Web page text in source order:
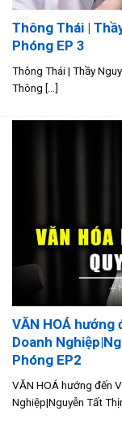
Thông Thái |
Phóng EP 3
Thông Thái | Thầy
Thông [...]
VĂN HOÁ hướng
Doanh
Phóng EP2
VĂN HOÁ hướng đến
Nghiệp|Nguyễn Tất